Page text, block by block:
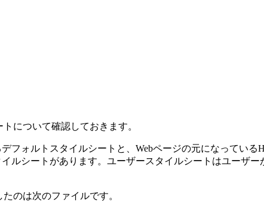
について確認しておきます。
フォルトスタイルシートと、Webページの元になってい
ルシートがあります。ユーザースタイルシートはユーザ
のは次のファイルです。